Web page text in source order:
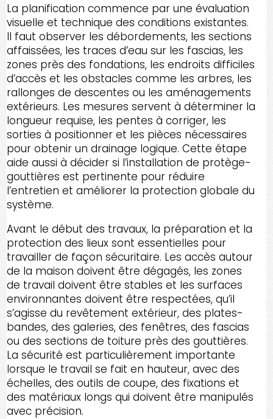
La planification commence par une évaluation
visuelle et technique des conditions existantes.
Il faut observer les débordements, les sections
affaissées, les traces d’eau sur les fascias, les
zones près des fondations, les endroits difficiles
d’accès et les obstacles comme les arbres, les
rallonges de descentes ou les aménagements
extérieurs. Les mesures servent à déterminer la
longueur requise, les pentes à corriger, les
sorties à positionner et les pièces nécessaires
pour obtenir un drainage logique. Cette étape
aide aussi à décider si l’installation de protège-
gouttières est pertinente pour réduire
l’entretien et améliorer la protection globale du
système.
Avant le début des travaux, la préparation et la
protection des lieux sont essentielles pour
travailler de façon sécuritaire. Les accès autour
de la maison doivent être dégagés, les zones
de travail doivent être stables et les surfaces
environnantes doivent être respectées, qu’il
s’agisse du revêtement extérieur, des plates-
bandes, des galeries, des fenêtres, des fascias
ou des sections de toiture près des gouttières.
La sécurité est particulièrement importante
lorsque le travail se fait en hauteur, avec des
échelles, des outils de coupe, des fixations et
des matériaux longs qui doivent être manipulés
avec précision.